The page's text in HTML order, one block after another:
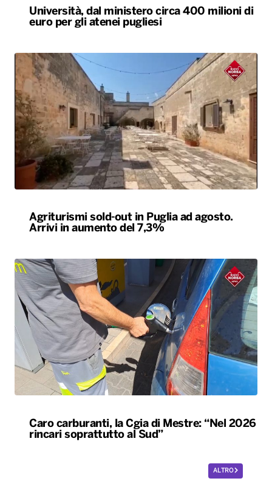
Università, dal ministero circa 400 milioni di
euro per gli atenei pugliesi
Agriturismi sold-out in Puglia ad agosto.
Arrivi in aumento del 7,3%
Caro carburanti, la Cgia di Mestre: “Nel 2026
rincari soprattutto al Sud”
ALTRO